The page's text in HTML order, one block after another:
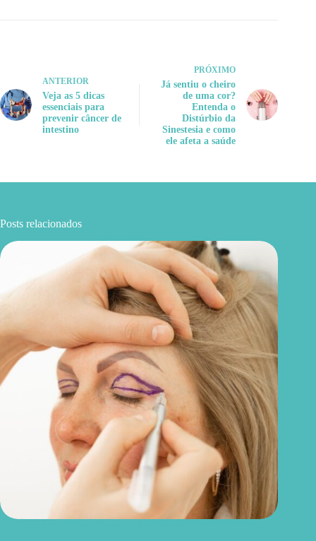
ANTERIOR
Veja as 5 dicas
essenciais para
prevenir câncer de
intestino
PRÓXIMO
Já sentiu o cheiro
de uma cor?
Entenda o
Distúrbio da
Sinestesia e como
ele afeta a saúde
Posts relacionados